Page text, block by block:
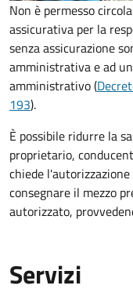
Non è permesso
assicurativa per la
senza assicurazione
amministrativa e ad
amministrativo (
193).
È possibile ridurre la
proprietario,
chiede
consegnare il mezzo
autorizzato,
Servizi